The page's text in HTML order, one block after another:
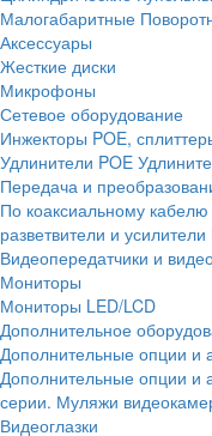
Малогабаритные
Аксессуары
Жесткие диски
Микрофоны
Сетевое оборудование
Инжекторы POE,
Удлинители POE
Передача и
По коаксиальному кабелю
разветвители и усилители
Видеопередатчики и
Мониторы
Мониторы LED/LCD
Дополнительное
Дополнительные опции и
Дополнительные опции и
серии. Муляжи
Видеоглазки